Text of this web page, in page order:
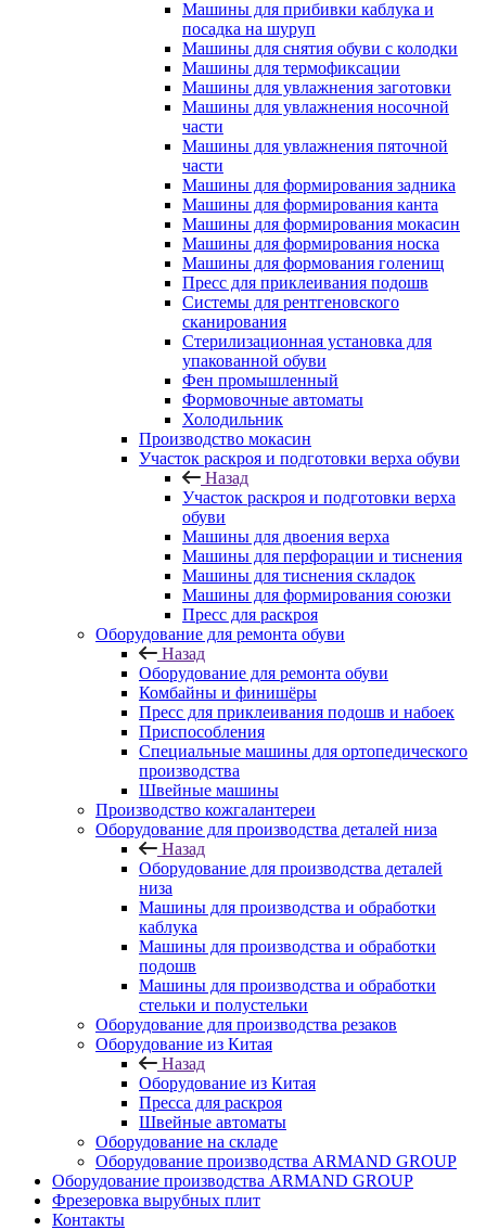
Машины для прибивки каблука и
посадка на шуруп
Машины для снятия обуви с колодки
Машины для термофиксации
Машины для увлажнения заготовки
Машины для увлажнения носочной
части
Машины для увлажнения пяточной
части
Машины для формирования задника
Машины для формирования канта
Машины для формирования мокасин
Машины для формирования носка
Машины для формования голенищ
Пресс для приклеивания подошв
Системы для рентгеновского
сканирования
Стерилизационная установка для
упакованной обуви
Фен промышленный
Формовочные автоматы
Холодильник
Производство мокасин
Участок раскроя и подготовки верха обуви
Назад
Участок раскроя и подготовки верха
обуви
Машины для двоения верха
Машины для перфорации и тиснения
Машины для тиснения складок
Машины для формирования союзки
Пресс для раскроя
Оборудование для ремонта обуви
Назад
Оборудование для ремонта обуви
Комбайны и финишёры
Пресс для приклеивания подошв и набоек
Приспособления
Специальные машины для ортопедического
производства
Швейные машины
Производство кожгалантереи
Оборудование для производства деталей низа
Назад
Оборудование для производства деталей
низа
Машины для производства и обработки
каблука
Машины для производства и обработки
подошв
Машины для производства и обработки
стельки и полустельки
Оборудование для производства резаков
Оборудование из Китая
Назад
Оборудование из Китая
Пресса для раскроя
Швейные автоматы
Оборудование на складе
Оборудование производства ARMAND GROUP
Оборудование производства ARMAND GROUP
Фрезеровка вырубных плит
Контакты